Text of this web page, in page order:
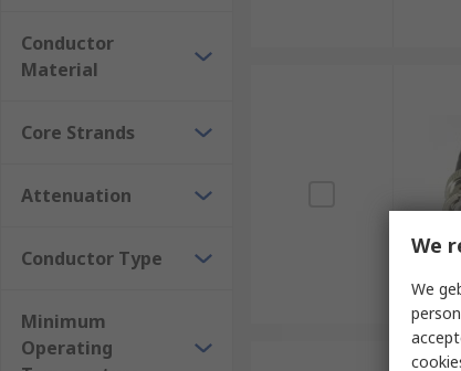
Conductor
Material
Core Strands
Attenuation
Conductor Type
Minimum
Operating
We
We